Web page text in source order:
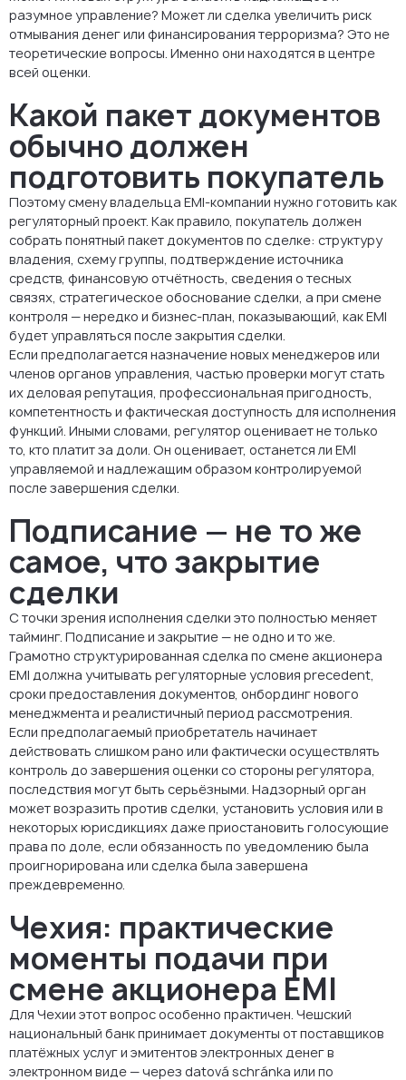
разумное управление? Может ли сделка увеличить риск
отмывания денег или финансирования терроризма? Это не
теоретические вопросы. Именно они находятся в центре
всей оценки.
Какой пакет документов
обычно должен
подготовить покупатель
Поэтому смену владельца EMI-компании нужно готовить как
регуляторный проект. Как правило, покупатель должен
собрать понятный пакет документов по сделке: структуру
владения, схему группы, подтверждение источника
средств, финансовую отчётность, сведения о тесных
связях, стратегическое обоснование сделки, а при смене
контроля — нередко и бизнес-план, показывающий, как EMI
будет управляться после закрытия сделки.
Если предполагается назначение новых менеджеров или
членов органов управления, частью проверки могут стать
их деловая репутация, профессиональная пригодность,
компетентность и фактическая доступность для исполнения
функций. Иными словами, регулятор оценивает не только
то, кто платит за доли. Он оценивает, останется ли EMI
управляемой и надлежащим образом контролируемой
после завершения сделки.
Подписание — не то же
самое, что закрытие
сделки
С точки зрения исполнения сделки это полностью меняет
тайминг. Подписание и закрытие — не одно и то же.
Грамотно структурированная сделка по смене акционера
EMI должна учитывать регуляторные условия precedent,
сроки предоставления документов, онбординг нового
менеджмента и реалистичный период рассмотрения.
Если предполагаемый приобретатель начинает
действовать слишком рано или фактически осуществлять
контроль до завершения оценки со стороны регулятора,
последствия могут быть серьёзными. Надзорный орган
может возразить против сделки, установить условия или в
некоторых юрисдикциях даже приостановить голосующие
права по доле, если обязанность по уведомлению была
проигнорирована или сделка была завершена
преждевременно.
Чехия: практические
моменты подачи при
смене акционера EMI
Для Чехии этот вопрос особенно практичен. Чешский
национальный банк принимает документы от поставщиков
платёжных услуг и эмитентов электронных денег в
электронном виде — через datová schránka или по